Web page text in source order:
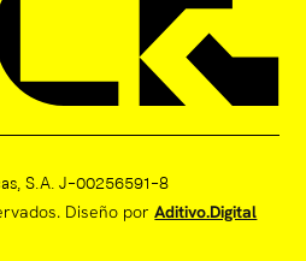
S.A. J-00256591-8
Diseño porAditivo.Digital